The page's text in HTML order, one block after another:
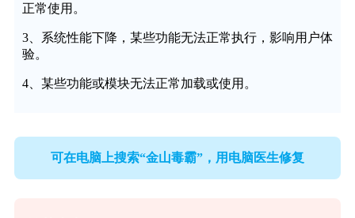
正常使用。
3、系统性能下降，某些功能无法正常执行，影响用户体
验。
4、某些功能或模块无法正常加载或使用。
可在电脑上搜索“金山毒霸”，用电脑医生修复